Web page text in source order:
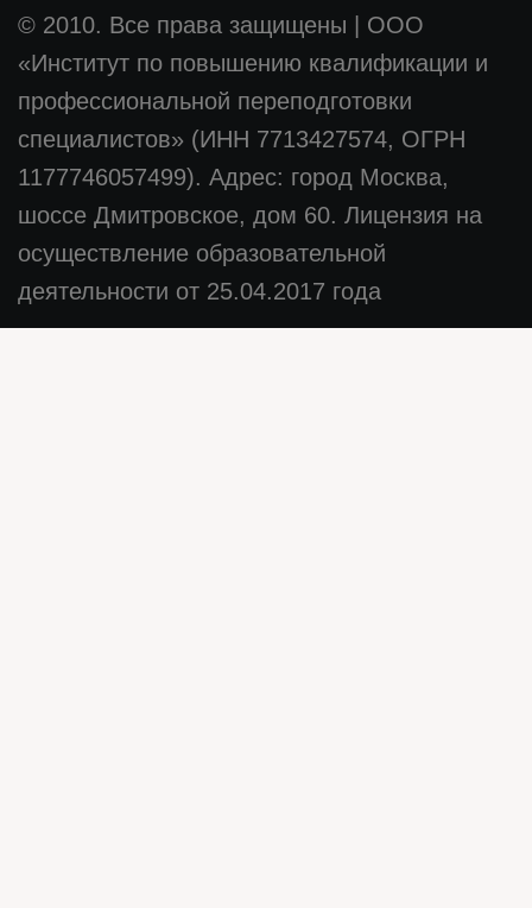
© 2010. Все права защищены
ООО
«Институт по повышению квалификации и
профессиональной переподготовки
специалистов» (ИНН 7713427574, ОГРН
1177746057499). Адрес: город Москва,
шоссе Дмитровское, дом 60. Лицензия на
осуществление образовательной
деятельности от 25.04.2017 года